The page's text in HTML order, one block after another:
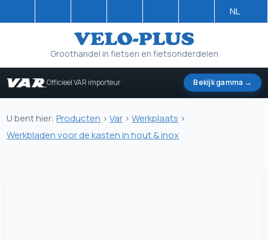
NL
Groothandel in fietsen en fietsonderdelen
Officieel VAR importeur Bekijk gamma →
U bent hier:Producten >Var >Werkplaats >
Werkbladen voor de kasten in hout & inox